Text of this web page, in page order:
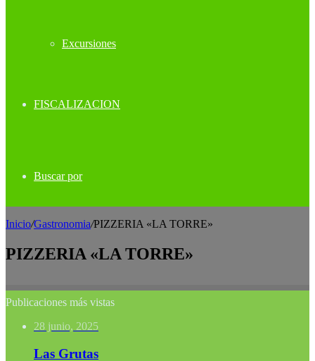
Excursiones
FISCALIZACION
Buscar por
Inicio/Gastronomia/PIZZERIA «LA TORRE»
PIZZERIA «LA TORRE»
Publicaciones más vistas
28 junio, 2025
Las Grutas